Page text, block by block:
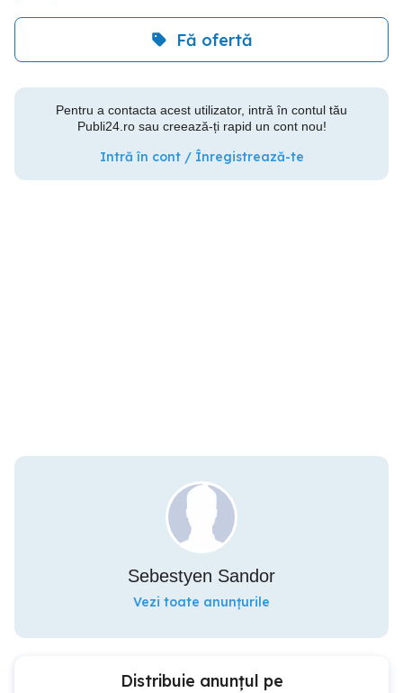
Fă ofertă
Pentru a contacta acest utilizator, intră în contul tău
Publi24.ro sau creează-ți rapid un cont nou!
Intră în cont / Înregistrează-te
Sebestyen Sandor
Vezi toate anunțurile
Distribuie anunțul pe